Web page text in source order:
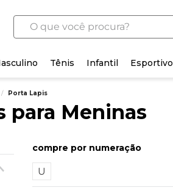
O que você procura?
Tênis Infantil Esportivo
/ Porta Lapis
para Meninas
numeração
U